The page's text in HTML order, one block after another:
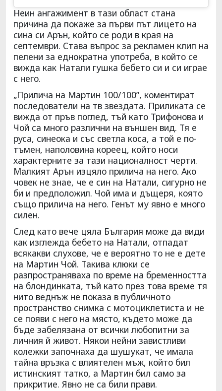
Неин ангажимент в тази област стана
причина да покаже за първи път лицето на
сина си Арън, който се роди в края на
септември. Става въпрос за рекламен клип на
пелени за еднократна употреба, в който се
вижда как Натали гушка бебето си и си играе
с него.
„Прилича на Мартин 100/100”, коментират
последователи на тв звездата. Приликата се
вижда от пръв поглед, тъй като Трифонова и
Чой са много различни на външен вид. Тя е
руса, синеока и със светла коса, а той е по-
тъмен, наполовина кореец, който носи
характерните за тази националност черти.
Малкият Арън изцяло прилича на него. Ако
човек не знае, че е син на Натали, сигурно не
би и предположил. Чой има и дъщеря, която
също прилича на него. Генът му явно е много
силен.
След като вече цяла България може да види
как изглежда бебето на Натали, отпадат
всякакви слухове, че е вероятно то не е дете
на Мартин Чой. Такива клюки се
разпространяваха по време на бременността
на блондинката, тъй като през това време тя
нито веднъж не показа в публичното
пространство снимка с мотоциклетиста и не
се появи с него на място, където може да
бъде забелязана от всички любопитни за
личния й живот. Някои нейни завистливи
колежки започнаха да шушукат, че имала
тайна връзка с влиятелен мъж, който бил
истинският татко, а Мартин бил само за
прикритие. Явно не са били прави.